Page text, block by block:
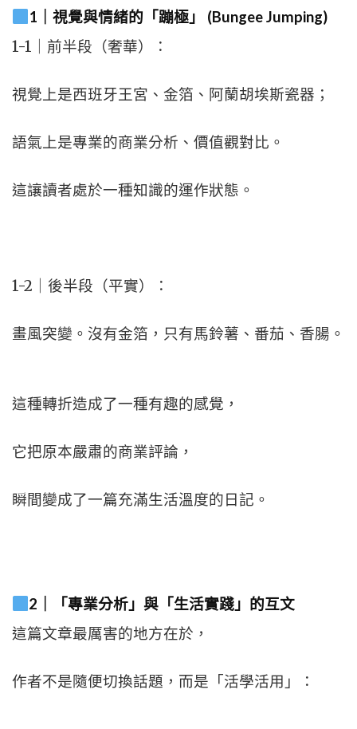
1｜視覺與情緒的「蹦極」 (Bungee Jumping)
1-1｜前半段（奢華）：
視覺上是西班牙王宮、金箔、阿蘭胡埃斯瓷器；
語氣上是專業的商業分析、價值觀對比。
這讓讀者處於一種知識的運作狀態。
1-2｜後半段（平實）：
畫風突變。沒有金箔，只有馬鈴薯、番茄、香腸。
這種轉折造成了一種有趣的感覺，
它把原本嚴肅的商業評論，
瞬間變成了一篇充滿生活溫度的日記。
2｜「專業分析」與「生活實踐」的互文
這篇文章最厲害的地方在於，
作者不是隨便切換話題，而是「活學活用」：